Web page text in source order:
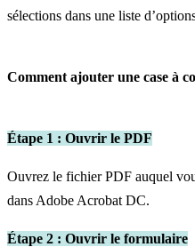
sélections dans une liste
Comment ajouter une case à
Étape 1 : Ouvrir le PDF
Ouvrez le fichier PDF auquel
dans Adobe Acrobat DC.
Étape 2 : Ouvrir le formulaire